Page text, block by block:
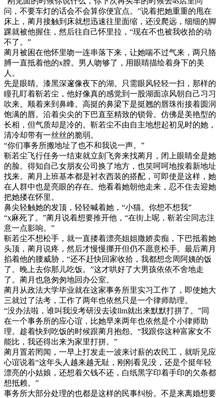
问，不要车灯的话会不会算你便宜点。”说着把她重重的甩在
床上，蔺月接触到床就想迅速往里面缩，还没爬远，细细的脚
踝就被他握住，然后往自己怀里拉，“现在不也被我收拾的动
不了。”
蔺月被困在他怀里吻一连串落下来，让她喘不过气来，两只胳
膊一直抵着他的x膛。男人吻够了，用眼睛描绘着身下的美
人。
先是眼睛。漆黑深邃像夜下的湖。只需眼风轻轻一扫，那样的
瞳孔盯着靳若尘，他好像真的感觉到一股湖面凉风朝自己习习
吹来。顺着来到鼻峰。高挺的鼻梁下是挺翘的唇珠衔接着圆润
饱满的唇。沿着尖尖的下巴直至精致的锁骨。仿佛是美艳型的
长相，但气质却是冷的。靳若尘不由自主地想起初见时的她，
清冷却带有一丝丝的脆弱。
“你们事务所搬地址了也不和我说一声。”
靳若尘飞行任务一结束就立刻飞奔来找蔺月，闭上眼睛全是她
的脸。得知自己女朋友公司换了地方，也笑呵呵地按着新地址
找来。蔺月上班基本都是衬衣西装的搭配，可即使是这样，她
在人群中也是亮眼的存在。他看着她朝他走来，忍不住去迎她
把她搂在怀里。
鼻尖轻触她的发顶，轻轻喊着她，“小猫。你想不想我”
“x麻死了。”蔺月说着想要推开他，“在街上呢，靳若尘同志注
意一点影响。”
靳若尘不想松手，就一直搂着漂亮姐姐撒娇卖痴，下巴抵着她
头顶，蔺月说疼，然后才慢慢挪开但仍不愿意松手。最后蔺月
掐着他的腰威胁，“还不赶快回家收拾，我都想念周阿姨的饭
了。晚上去你那儿吃饭。”这才哄好了大男孩依依不舍地走
了。蔺月也急匆匆地回办公室。
蔺月从政法大学毕业就在这家事务所里实习工作了，即使她大
三就过了法考，工作了两年也依然只是一个律师助理。
“没办法啦，谁叫我没考研没去读llm就出来默默打拼了。”同
在一个事务所的应心谊，比她早来两年也依然是个小律师助
理。趁着快到吃饭的时候跟蔺月抱怨。“我跟你这种富家女不
能比，我还得出来为家里打拼。”
蔺月置若罔闻，一早上打发走一波来讨薪的农民工，就听见应
心谊说着“这年头人越来越无耻，刚刚看见没，还是个挺年轻
漂亮的小姑娘，还想着欠钱不还，白纸黑字印着手印的欠条都
想抵赖。”
事务所大部分处理的也都是这样的民事纠纷。不是来离婚想要